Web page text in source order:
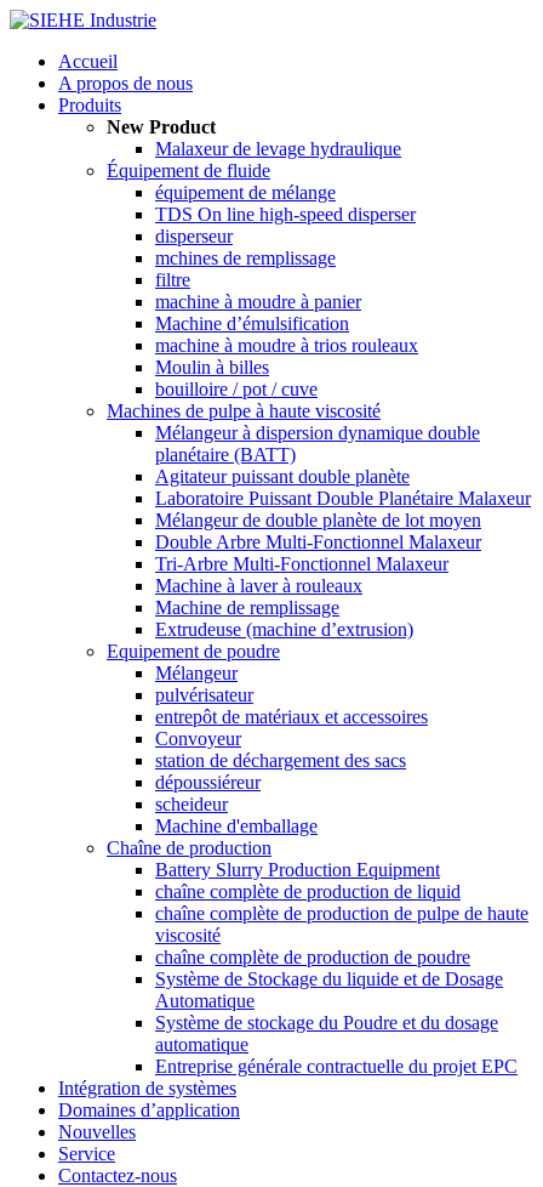
Accueil
A propos de nous
Produits
New Product
Malaxeur de levage hydraulique
Équipement de fluide
équipement de mélange
TDS On line high-speed disperser
disperseur
mchines de remplissage
filtre
machine à moudre à panier
Machine d’émulsification
machine à moudre à trios rouleaux
Moulin à billes
bouilloire / pot / cuve
Machines de pulpe à haute viscosité
Mélangeur à dispersion dynamique double
planétaire (BATT)
Agitateur puissant double planète
Laboratoire Puissant Double Planétaire Malaxeur
Mélangeur de double planète de lot moyen
Double Arbre Multi-Fonctionnel Malaxeur
Tri-Arbre Multi-Fonctionnel Malaxeur
Machine à laver à rouleaux
Machine de remplissage
Extrudeuse (machine d’extrusion)
Equipement de poudre
Mélangeur
pulvérisateur
entrepôt de matériaux et accessoires
Convoyeur
station de déchargement des sacs
dépoussiéreur
scheideur
Machine d'emballage
Chaîne de production
Battery Slurry Production Equipment
chaîne complète de production de liquid
chaîne complète de production de pulpe de haute
viscosité
chaîne complète de production de poudre
Système de Stockage du liquide et de Dosage
Automatique
Système de stockage du Poudre et du dosage
automatique
Entreprise générale contractuelle du projet EPC
Intégration de systèmes
Domaines d’application
Nouvelles
Service
Contactez-nous